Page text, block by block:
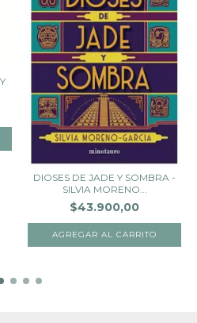
DIOSES DE JADE Y SOMBRA -
SILVIA MORENO...
$43.900,00